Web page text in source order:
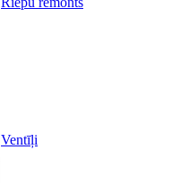
Ventīļi